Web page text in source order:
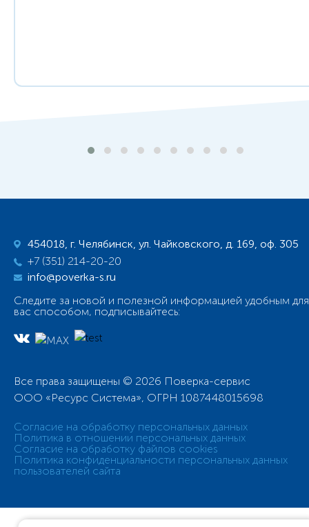
454018, г. Челябинск, ул. Чайковского, д. 169, оф. 305
+7 (351) 214-20-20
info@poverka-s.ru
Следите за новой и полезной информацией удобным для
вас способом, подписывайтесь:
Все права защищены © 2026 Поверка-сервис
ООО «Ресурс Система», ОГРН 1087448015698
Согласие на обработку персональных данных
Политика в отношении персональных данных
Согласие на обработку файлов cookies
Политика конфиденциальности персональных данных
пользователей сайта